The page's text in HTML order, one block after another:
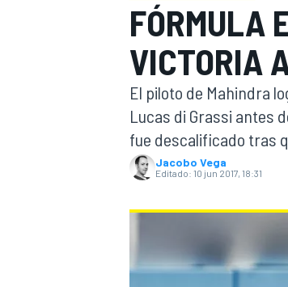
FÓRMULA
VICTORIA
El piloto de Mahindra
Lucas di Grassi antes
fue descalificado tras
Jacobo Vega
Editado: 10 jun 2017, 18:31